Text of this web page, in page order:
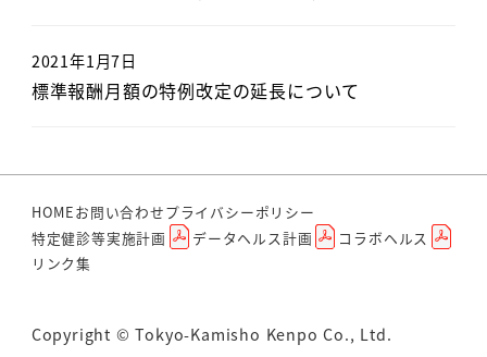
標準報酬月額の特例改定の延長について
2021年1月7日
HOMEお問い合わせプライバシーポリシー
特定健診等実施計画
データヘルス計画
コラボヘルス
リンク集
Copyright © Tokyo-Kamisho Kenpo Co., Ltd.